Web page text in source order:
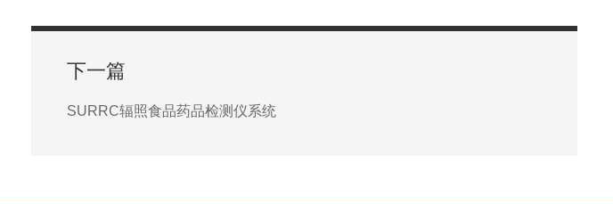
下一篇
SURRC辐照食品药品检测仪系统